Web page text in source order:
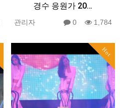
경수 응원가 20…
관리자 0 1,784
Hot